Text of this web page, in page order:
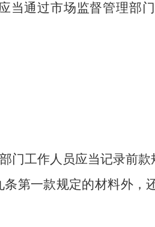
当通过市场监督管理部
工作人员应当记录前款
第一款规定的材料外，